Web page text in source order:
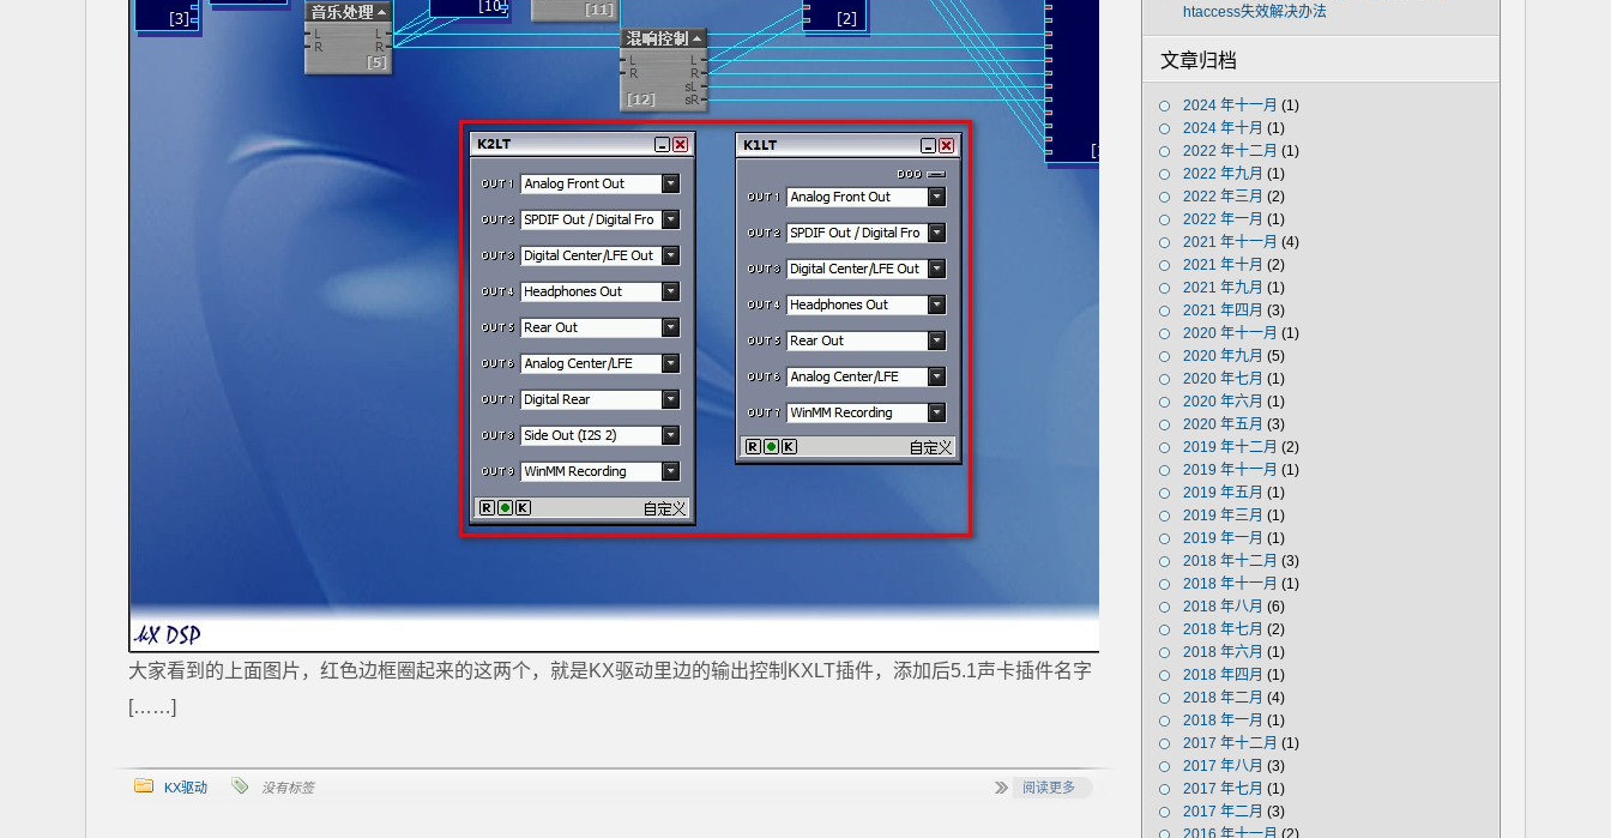
大家看到的上面图片，红色边框圈起来的这两个，就是KX驱动里边的输出控制KXLT插件，添加后5.1声卡插件名字
[……]
KX驱动 没有标签 阅读更多
htaccess失效解决办法
文章归档
2024 年十一月 (1)
2024 年十月 (1)
2022 年十二月 (1)
2022 年九月 (1)
2022 年三月 (2)
2022 年一月 (1)
2021 年十一月 (4)
2021 年十月 (2)
2021 年九月 (1)
2021 年四月 (3)
2020 年十一月 (1)
2020 年九月 (5)
2020 年七月 (1)
2020 年六月 (1)
2020 年五月 (3)
2019 年十二月 (2)
2019 年十一月 (1)
2019 年五月 (1)
2019 年三月 (1)
2019 年一月 (1)
2018 年十二月 (3)
2018 年十一月 (1)
2018 年八月 (6)
2018 年七月 (2)
2018 年六月 (1)
2018 年四月 (1)
2018 年二月 (4)
2018 年一月 (1)
2017 年十二月 (1)
2017 年八月 (3)
2017 年七月 (1)
2017 年二月 (3)
2016 年十一月 (2)